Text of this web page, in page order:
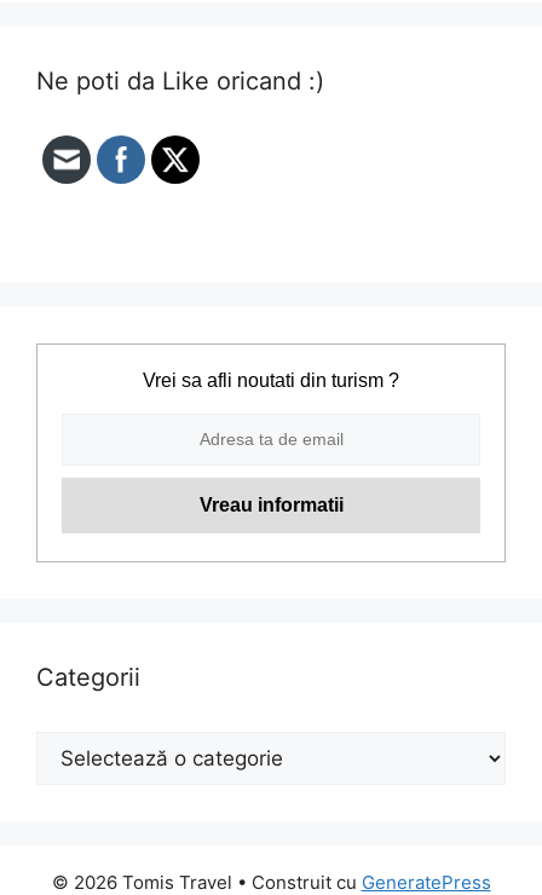
Ne poti da Like oricand :)
Vrei sa afli noutati din turism ?
Categorii
Categorii
© 2026 Tomis Travel • Construit cu GeneratePress